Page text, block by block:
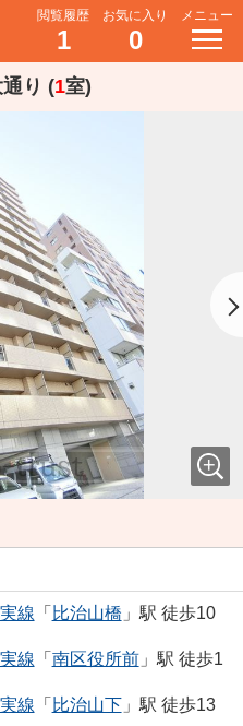
閲覧履歴
1
お気に入り
0
メニュー
り (1室)
線 「 比治山橋 」駅 徒歩10
線 「 南区役所前」駅 徒歩1
線 「 比治山下」駅 徒歩13